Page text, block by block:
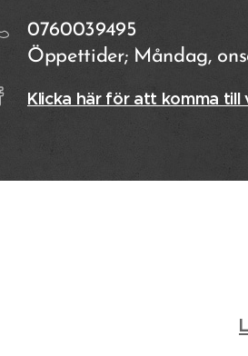
0760039495
Öppettider; Måndag,
Klicka här för att komma